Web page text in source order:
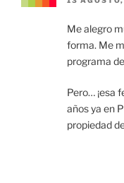
Me alegro
forma. Me
programa
Pero… ¡esa
años ya en
propiedad